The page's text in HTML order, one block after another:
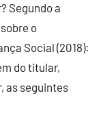
Segundo a
o
Social (2018):
do titular,
as seguintes